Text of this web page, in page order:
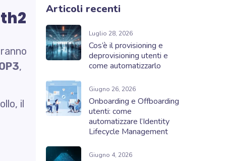
,
il
Articoli recenti
Luglio 28, 2026
Cos’è il provisioning e
deprovisioning utenti e
come automatizzarlo
Giugno 26, 2026
Onboarding e Offboarding
utenti: come
automatizzare l’Identity
Lifecycle Management
Giugno 4, 2026